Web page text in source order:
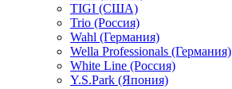
TIGI (США)
Trio (Россия)
Wahl (Германия)
Wella Professionals (Германия)
White Line (Россия)
Y.S.Park (Япония)